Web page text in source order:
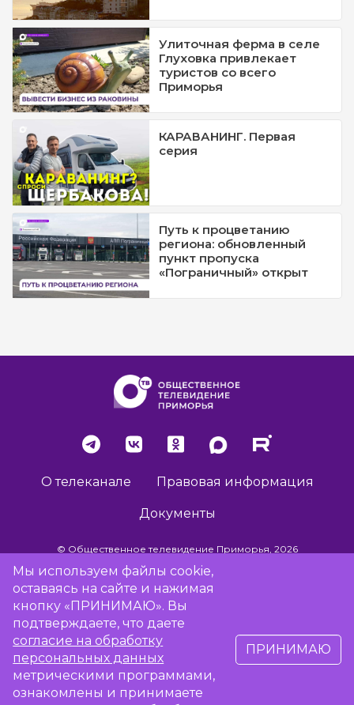
Улиточная ферма в селе
Глуховка привлекает
туристов со всего
Приморья
КАРАВАНИНГ. Первая
серия
Путь к процветанию
региона: обновленный
пункт пропуска
«Пограничный» открыт
О телеканале Правовая информация
Документы
© Общественное телевидение Приморья, 2026
Разработка сайта -
Сообщить об отсутствии вещания
Мы используем файлы cookie,
оставаясь на сайте и нажимая
кнопку «ПРИНИМАЮ». Вы
подтверждаете, что даете
согласие на обработку
персональных данных
метрическими программами,
ознакомлены и принимаете
ПРИНИМАЮ